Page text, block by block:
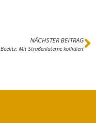
NÄCHSTER BEITRAG
Beelitz: Mit Straßenlaterne kollidiert